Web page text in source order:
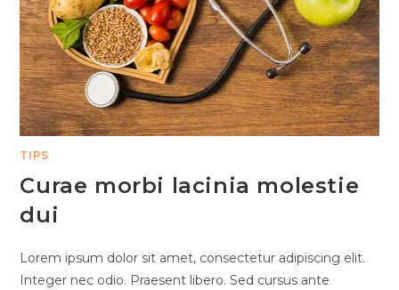
TIPS
Curae morbi lacinia molestie
dui
Lorem ipsum dolor sit amet, consectetur adipiscing elit.
Integer nec odio. Praesent libero. Sed cursus ante